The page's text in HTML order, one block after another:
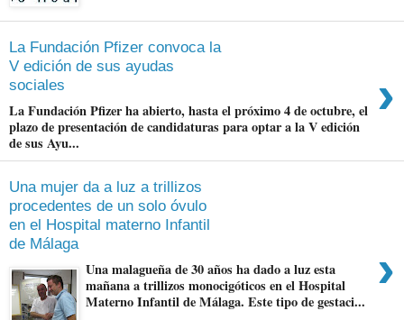
La Fundación Pfizer convoca la
V edición de sus ayudas
sociales
›
La Fundación Pfizer ha abierto, hasta el próximo 4 de octubre, el
plazo de presentación de candidaturas para optar a la V edición
de sus Ayu...
Una mujer da a luz a trillizos
procedentes de un solo óvulo
en el Hospital materno Infantil
de Málaga
›
Una malagueña de 30 años ha dado a luz esta
mañana a trillizos monocigóticos en el Hospital
Materno Infantil de Málaga. Este tipo de gestaci...